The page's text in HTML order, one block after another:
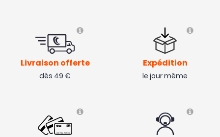
Livraison offerte
dès 49 €
Expédition
le jour même